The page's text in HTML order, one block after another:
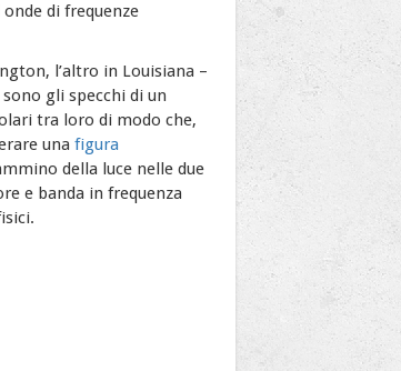
di frequenze
l’altro in Louisiana –
gli specchi di un
tra loro di modo che,
una figura
della luce nelle due
e banda in frequenza